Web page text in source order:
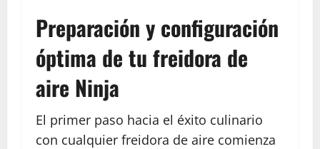
Preparación y configuración
óptima de tu freidora de
aire Ninja
El primer paso hacia el éxito culinario
con cualquier freidora de aire comienza